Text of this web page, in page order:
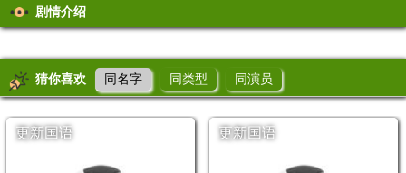
剧情介绍
猜你喜欢 同名字 同类型 同演员
更新国语 更新国语